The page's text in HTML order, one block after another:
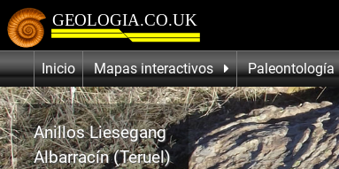
Inicio Mapas interactivos Paleontología
Anillos Liesegang
Albarracín (Teruel)